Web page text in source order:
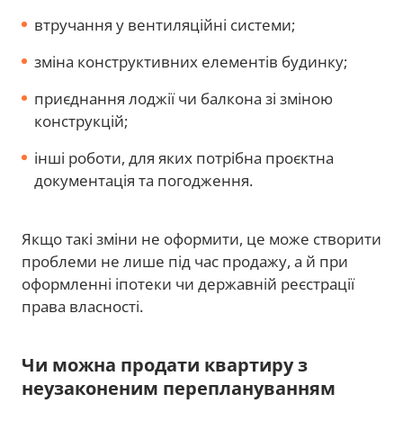
втручання у вентиляційні системи;
зміна конструктивних елементів будинку;
приєднання лоджії чи балкона зі зміною
конструкцій;
інші роботи, для яких потрібна проєктна
документація та погодження.
Якщо такі зміни не оформити, це може створити
проблеми не лише під час продажу, а й при
оформленні іпотеки чи державній реєстрації
права власності.
Чи можна продати квартиру з
неузаконеним переплануванням